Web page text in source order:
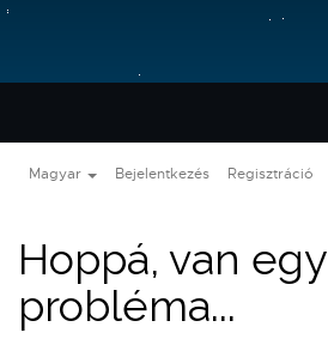
Magyar Bejelentkezés Regisztráció
Hoppá, van egy
probléma...